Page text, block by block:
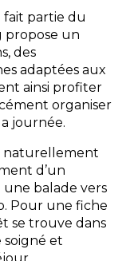
fait partie du
propose un
des
adaptées aux
ainsi profiter
organiser
journée.
naturellement
d’un
une balade vers
Pour une fiche
se trouve dans
et